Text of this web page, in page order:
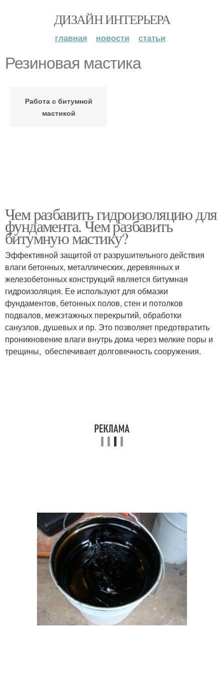
ДИЗАЙН ИНТЕРЬЕРА
главная новости статьи
Резиновая мастика
Работа с битумной
мастикой
Чем разбавить гидроизоляцию для
фундамента. Чем разбавить
битумную мастику?
Эффективной защитой от разрушительного действия
влаги бетонных, металлических, деревянных и
железобетонных конструкций является битумная
гидроизоляция. Ее используют для обмазки
фундаментов, бетонных полов, стен и потолков
подвалов, межэтажных перекрытий, обработки
санузлов, душевых и пр. Это позволяет предотвратить
проникновение влаги внутрь дома через мелкие поры и
трещины, обеспечивает долговечность сооружения.